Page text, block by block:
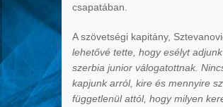
csapatában.
A szövetségi kapitány,
lehetővé tette, hogy esélyt
szerbia junior válogatottnak.
kapjunk arról, kire és mennyire
függetlenül attól, hogy milyen